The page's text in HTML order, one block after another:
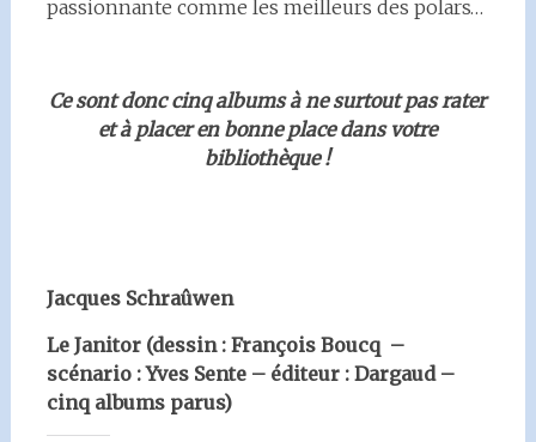
passionnante comme les meilleurs des polars…
Ce sont donc cinq albums à ne surtout pas rater
et à placer en bonne place dans votre
bibliothèque !
Jacques Schraûwen
Le Janitor (dessin : François Boucq –
scénario : Yves Sente – éditeur : Dargaud –
cinq albums parus)